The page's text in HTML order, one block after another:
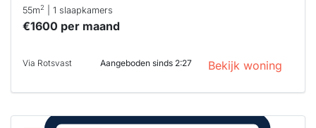
55m2 | 1 slaapkamers
€1600 per maand
Via Rotsvast Aangeboden sinds 2:27 Bekijk woning